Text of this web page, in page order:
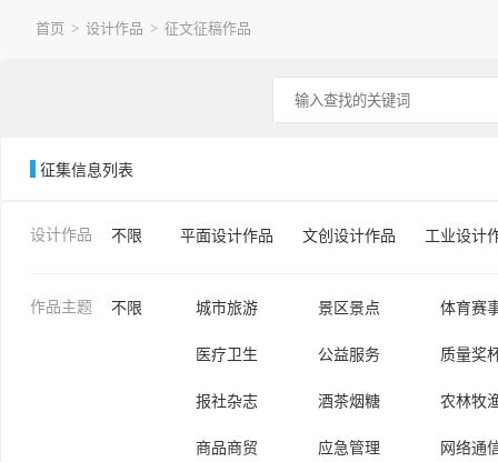
首页 > 设计作品 > 征文征稿作品
征集信息列表
设计作品 不限 平面设计作品 文创设计作品 工业设计
作品主题 不限 城市旅游 景区景点 体育赛
医疗卫生 公益服务 质量奖
报社杂志 酒茶烟糖 农林牧
商品商贸 应急管理 网络通